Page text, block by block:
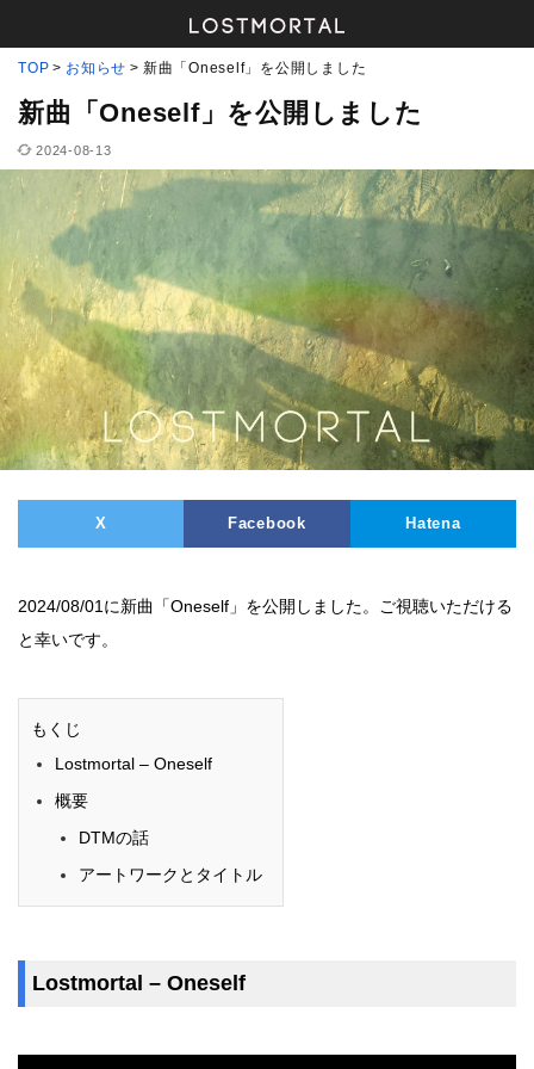
TOP お知らせ 新曲「Oneself」を公開しました
新曲「Oneself」を公開しました
2024-08-13
X Facebook Hatena
2024/08/01に新曲「Oneself」を公開しました。ご視聴いただける
と幸いです。
もくじ
Lostmortal – Oneself
概要
DTMの話
アートワークとタイトル
Lostmortal – Oneself